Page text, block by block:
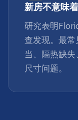
新房不意味
研究表明
查发现。最
当、隔热缺
尺寸问题。